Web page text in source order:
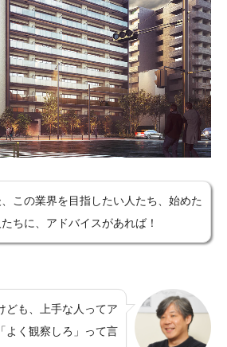
この業界を目指したい人たち、始めた
ちに、アドバイスがあれば！
ども、上手な人ってア
よく観察しろ」って言